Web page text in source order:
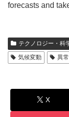
forecasts and
テクノロジー・科
気候変動
異
X